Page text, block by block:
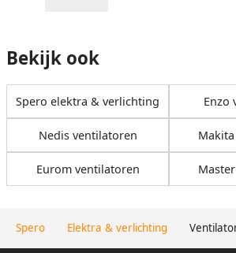
Spero Elektra & verlichting
Bekijk ook
Spero elektra & verlichting Enzo
Nedis ventilatoren
Eurom ventilatoren